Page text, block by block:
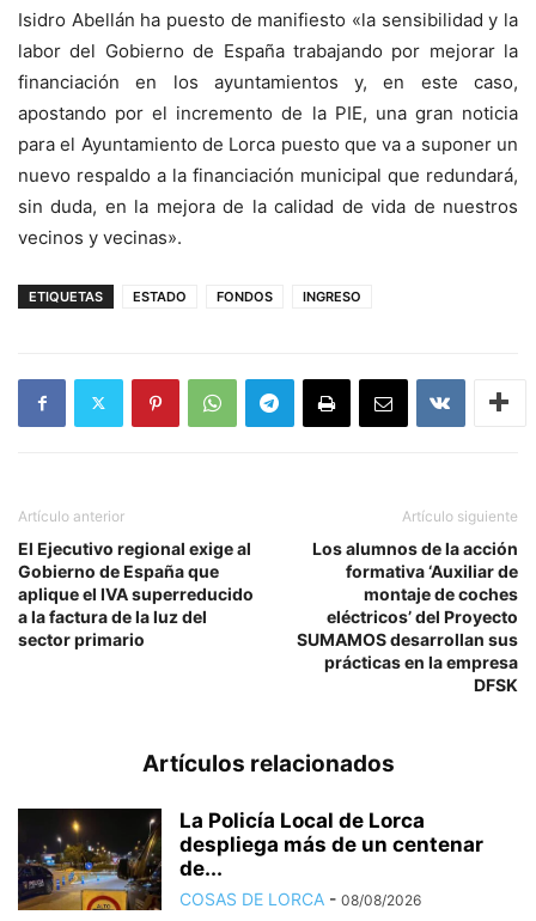
Isidro Abellán ha puesto de manifiesto «la sensibilidad y la
labor del Gobierno de España trabajando por mejorar la
financiación en los ayuntamientos y, en este caso,
apostando por el incremento de la PIE, una gran noticia
para el Ayuntamiento de Lorca puesto que va a suponer un
nuevo respaldo a la financiación municipal que redundará,
sin duda, en la mejora de la calidad de vida de nuestros
vecinos y vecinas».
ETIQUETAS ESTADO FONDOS INGRESO
Artículo anterior
El Ejecutivo regional exige al
Gobierno de España que
aplique el IVA superreducido
a la factura de la luz del
sector primario
Artículo siguiente
Los alumnos de la acción
formativa ‘Auxiliar de
montaje de coches
eléctricos’ del Proyecto
SUMAMOS desarrollan sus
prácticas en la empresa
DFSK
Artículos relacionados
La Policía Local de Lorca
despliega más de un centenar
de...
COSAS DE LORCA - 08/08/2026